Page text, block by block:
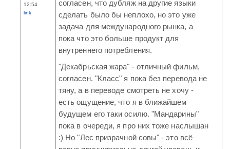
12:54
link
согласен, что дубляж на другие языки
сделать было бы неплохо, но это уже
задача для международного рынка, а
пока что это больше продукт для
внутреннего потребления.
"Декабрьская жара" - отличный фильм,
согласен. "Класс" я пока без перевода не
тяну, а в переводе смотреть не хочу -
есть ощущение, что я в ближайшем
будущем его таки осилю. "Мандарины"
пока в очереди, я про них тоже наслышан
:) Но "Лес призрачной совы" - это всё